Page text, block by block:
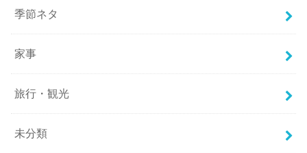
季節ネタ
家事
旅行・観光
未分類